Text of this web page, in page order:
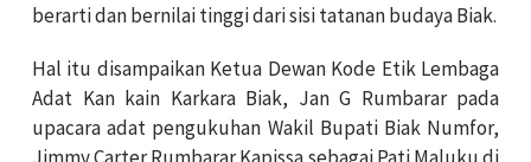
berarti dan bernilai tinggi dari sisi tatanan budaya Biak.
Hal itu disampaikan Ketua Dewan Kode Etik Lembaga
Adat Kan kain Karkara Biak, Jan G Rumbarar pada
upacara adat pengukuhan Wakil Bupati Biak Numfor,
Jimmy Carter Rumbarar Kapissa sebagai Pati Maluku di